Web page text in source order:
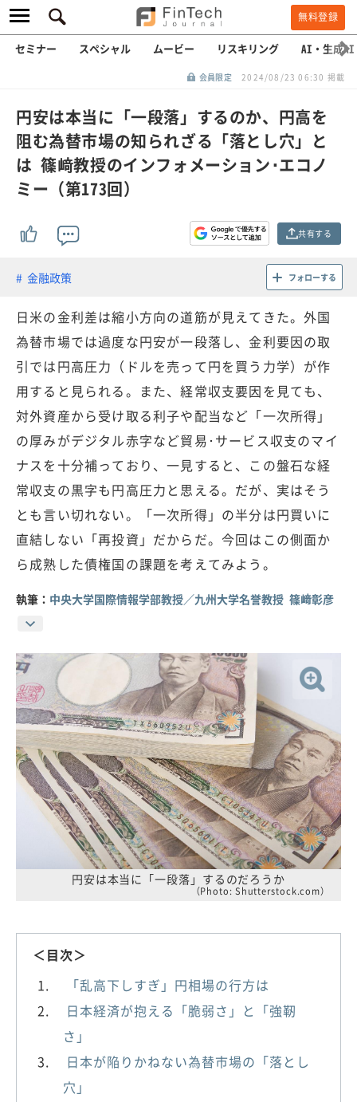
無料登録
セミナー スペシャル ムービー リスキリング AI・生成AI
会員限定 2024/08/23 06:30 掲載
円安は本当に「一段落」するのか、円高を
阻む為替市場の知られざる「落とし穴」と
は 篠﨑教授のインフォメーション･エコノ
ミー（第173回）
共有する
金融政策 フォローする
日米の金利差は縮小方向の道筋が見えてきた。外国
為替市場では過度な円安が一段落し、金利要因の取
引では円高圧力（ドルを売って円を買う力学）が作
用すると見られる。また、経常収支要因を見ても、
対外資産から受け取る利子や配当など「一次所得」
の厚みがデジタル赤字など貿易･サービス収支のマイ
ナスを十分補っており、一見すると、この盤石な経
常収支の黒字も円高圧力と思える。だが、実はそう
とも言い切れない。「一次所得」の半分は円買いに
直結しない「再投資」だからだ。今回はこの側面か
ら成熟した債権国の課題を考えてみよう。
執筆： 中央大学国際情報学部教授／九州大学名誉教授 篠﨑彰彦
円安は本当に「一段落」するのだろうか
（Photo: Shutterstock.com）
＜目次＞
「乱高下しすぎ」円相場の行方は
日本経済が抱える「脆弱さ」と「強靭
さ」
日本が陥りかねない為替市場の「落とし
穴」